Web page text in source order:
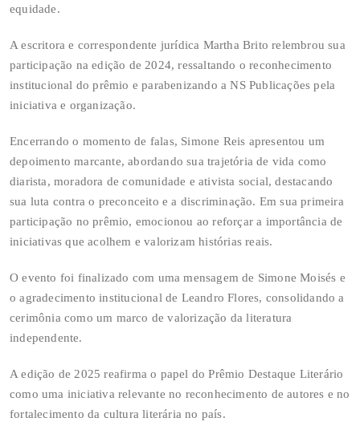
equidade.
A escritora e correspondente jurídica Martha Brito relembrou sua
participação na edição de 2024, ressaltando o reconhecimento
institucional do prêmio e parabenizando a NS Publicações pela
iniciativa e organização.
Encerrando o momento de falas, Simone Reis apresentou um
depoimento marcante, abordando sua trajetória de vida como
diarista, moradora de comunidade e ativista social, destacando
sua luta contra o preconceito e a discriminação. Em sua primeira
participação no prêmio, emocionou ao reforçar a importância de
iniciativas que acolhem e valorizam histórias reais.
O evento foi finalizado com uma mensagem de Simone Moisés e
o agradecimento institucional de Leandro Flores, consolidando a
cerimônia como um marco de valorização da literatura
independente.
A edição de 2025 reafirma o papel do Prêmio Destaque Literário
como uma iniciativa relevante no reconhecimento de autores e no
fortalecimento da cultura literária no país.